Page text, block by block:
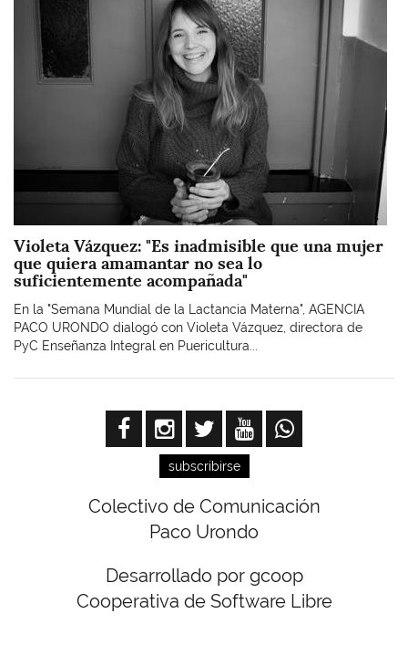
Violeta Vázquez: "Es inadmisible que una mujer
que quiera amamantar no sea lo
suficientemente acompañada"
En la "Semana Mundial de la Lactancia Materna", AGENCIA
PACO URONDO dialogó con Violeta Vázquez, directora de
PyC Enseñanza Integral en Puericultura...
subscribirse
Colectivo de Comunicación
Paco Urondo
Desarrollado por gcoop
Cooperativa de Software Libre